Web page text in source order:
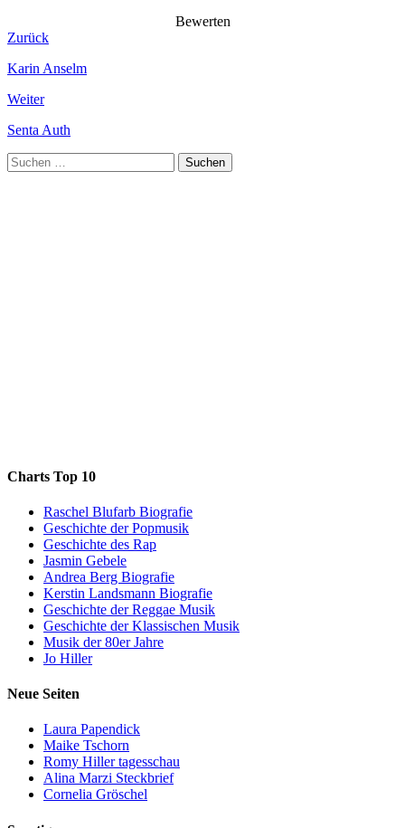
Bewerten
Zurück
Karin Anselm
Weiter
Senta Auth
Suchen
nach:
Charts Top 10
Raschel Blufarb Biografie
Geschichte der Popmusik
Geschichte des Rap
Jasmin Gebele
Andrea Berg Biografie
Kerstin Landsmann Biografie
Geschichte der Reggae Musik
Geschichte der Klassischen Musik
Musik der 80er Jahre
Jo Hiller
Neue Seiten
Laura Papendick
Maike Tschorn
Romy Hiller tagesschau
Alina Marzi Steckbrief
Cornelia Gröschel